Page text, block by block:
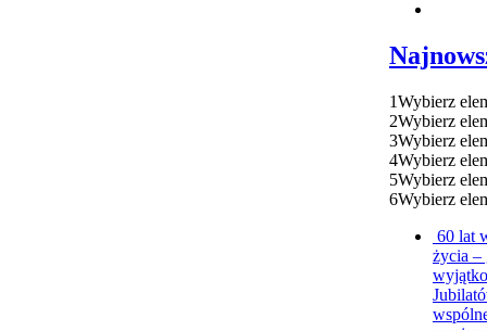
1Wybierz
2Wybierz
3Wybierz
4Wybierz
5Wybierz
6Wybierz
60 lat
życia –